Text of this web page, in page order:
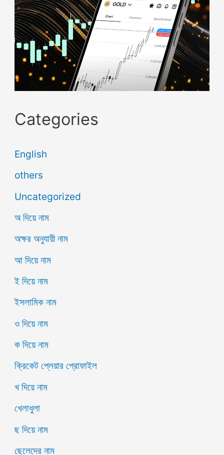
Categories
English
others
Uncategorized
অ দিয়ে নাম
অক্ষর অনুযায়ী নাম
আ দিয়ে নাম
ই দিয়ে নাম
ইসলামিক নাম
ও দিয়ে নাম
ক দিয়ে নাম
ক্রিকেট প্লেয়ার প্রোফাইল
খ দিয়ে নাম
খেলাধুলা
ছ দিয়ে নাম
ছেলেদের নাম